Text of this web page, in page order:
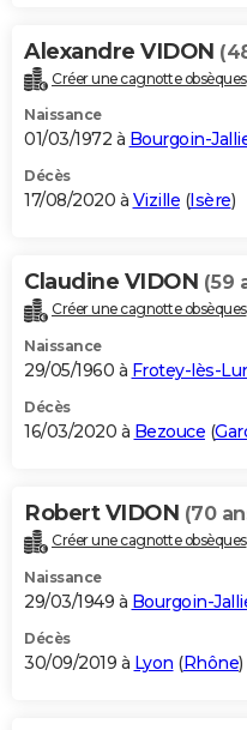
Alexandre VIDON
Créer une cagnotte obsèques
Naissance
01/03/1972 à Bourgoin-
Décès
17/08/2020 à Vizille (Isère)
Claudine VIDON (59
Créer une cagnotte obsèques
Naissance
29/05/1960 à Frotey-lès-
Décès
16/03/2020 à Bezouce (
Robert VIDON (70
Créer une cagnotte obsèques
Naissance
29/03/1949 à Bourgoin-
Décès
30/09/2019 à Lyon (Rhône)